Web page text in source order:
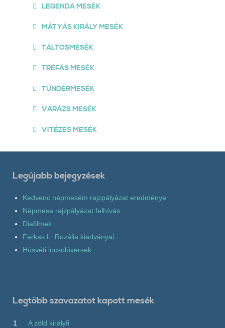
LEGENDA MESÉK
MÁTYÁS KIRÁLY MESÉK
TÁLTOSMESÉK
TRÉFÁS MESÉK
TÜNDÉRMESÉK
VARÁZS MESÉK
VITÉZES MESÉK
Legújabb bejegyzések
Kedvenc népmesém rajzpályázat eredménye
Népmese rajzpályázat felhívás
Diafilmek
Farkas L. Rozália kiadványai
Húsvéti locsolóversek
Legtöbb szavazatot kapott mesék
1
A zöld királyfi